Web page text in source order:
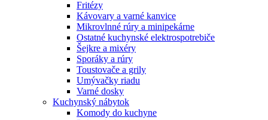
Fritézy
Kávovary a varné kanvice
Mikrovlnné rúry a minipekárne
Ostatné kuchynské elektrospotrebiče
Šejkre a mixéry
Sporáky a rúry
Toustovače a grily
Umývačky riadu
Varné dosky
Kuchynský nábytok
Komody do kuchyne